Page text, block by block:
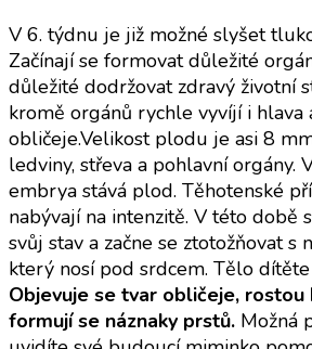
V 6. týdnu je již možné slyšet
Začínají se formovat důležité
důležité dodržovat zdravý životní
kromě orgánů rychle vyvíjí i hlava
obličeje.Velikost plodu je asi 8
ledviny, střeva a pohlavní orgány.
embrya stává plod. Těhotenské
nabývají na intenzitě. V této době
svůj stav a začne se ztotožňovat s
který nosí pod srdcem. Tělo
Objevuje se tvar obličeje, rostou
formují se náznaky prstů. Možná